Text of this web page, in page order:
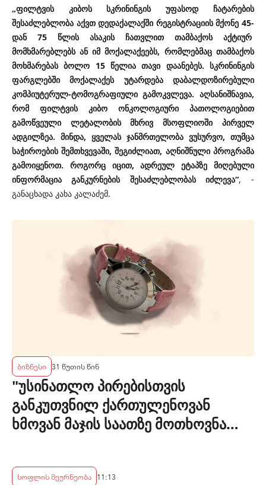
„ფილტვის კიბოს სკრინინგის უფასოდ ჩატარების
შესაძლებლობა აქვთ დედაქალაქში რეგისტრაციის მქონე 45-
დან 75 წლის ასაკის ჩათვლით თამბაქოს აქტიურ
მომხმარებლებს ან იმ მოქალაქეებს, რომლებმაც თამბაქოს
მოხმარებას ბოლო 15 წელია თავი დაანებეს. სკრინინგის
ფარგლებში მოქალაქეს უტარდება დაბალდოზირებული
კომპიუტერულ-ტომოგრაფიული გამოკვლევა. აღსანიშნავია,
რომ ფილტვის კიბო ონკოლოგიური პათოლოგიებით
გამოწვეული ლეტალობის მხრივ მსოფლიოში პირველ
ადგილზეა. მინდა, ყველას ჯანმრთელობა ვუსურვო, თუმცა
საჭიროების შემთხვევაში, შეგიძლიათ, აღნიშნული პროგრამა
გამოიყენოთ. როგორც იცით, ადრეულ ეტაპზე მიღებული
ინფორმაცია განკურნების შესაძლებლობას იძლევა“, -
განაცხადა კახა კალაძემ.
ბიზნესი 31 წუთის წინ
"უსინათლო პირებისთვის
განკუთვნილ ქართულენოვან
ხმოვან მაჯის საათზე მოთხოვნა
სოფლის მეურნეობა 11:13